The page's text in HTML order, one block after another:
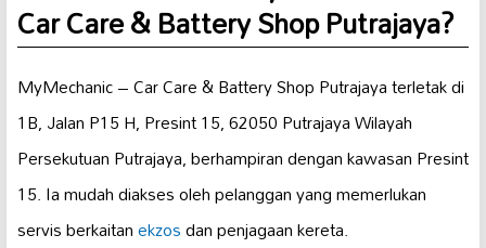
Car Care & Battery Shop Putrajaya?
MyMechanic – Car Care & Battery Shop Putrajaya terletak di
1B, Jalan P15 H, Presint 15, 62050 Putrajaya Wilayah
Persekutuan Putrajaya, berhampiran dengan kawasan Presint
15. Ia mudah diakses oleh pelanggan yang memerlukan
servis berkaitanekzosdan penjagaan kereta.